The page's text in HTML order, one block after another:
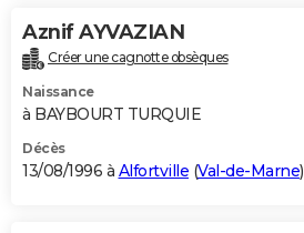
Aznif AYVAZIAN
Créer une cagnotte obsèques
Naissance
à BAYBOURT TURQUIE
Décès
13/08/1996 à Alfortville (Val-de-Marne)